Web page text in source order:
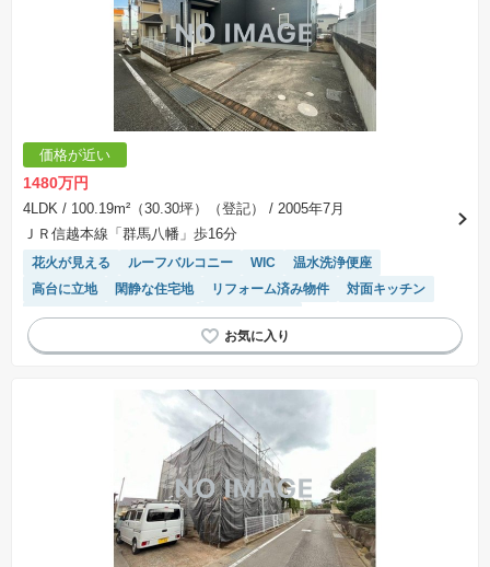
価格が近い
1480万円
4LDK / 100.19m²（30.30坪）（登記）
/ 2005年7月
ＪＲ信越本線「群馬八幡」歩16分
花火が見える ルーフバルコニー WIC
温水洗浄便座
高台に立地
閑静な住宅地 リフォーム済み物件
対面キッチン
モニター付きインターホン
トイレ2個以上
接面道路の幅が６m以上
窓付き浴室
システムキッチン